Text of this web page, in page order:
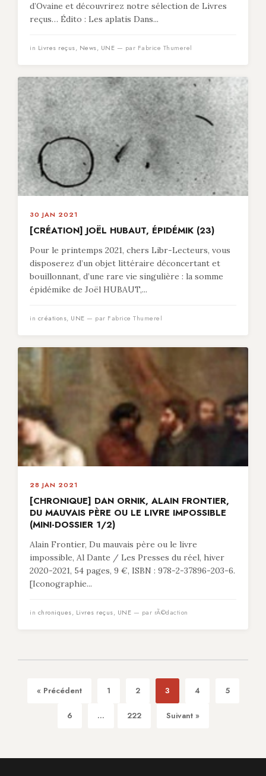
d’Ovaine et découvrirez notre sélection de Livres
reçus… Édito : Les aplatis Dans...
in Livres reçus, News, UNE — par Fabrice Thumerel
30 JAN 2021
[CRÉATION] JOËL HUBAUT, ÉPIDÉMIK (23)
Pour le printemps 2021, chers Libr-Lecteurs, vous
disposerez d’un objet littéraire déconcertant et
bouillonnant, d’une rare vie singulière : la somme
épidémike de Joël HUBAUT,...
in créations, UNE — par Fabrice Thumerel
28 JAN 2021
[CHRONIQUE] DAN ORNIK, ALAIN FRONTIER,
DU MAUVAIS PÈRE OU LE LIVRE IMPOSSIBLE
(MINI-DOSSIER 1/2)
Alain Frontier, Du mauvais père ou le livre
impossible, Al Dante / Les Presses du réel, hiver
2020-2021, 54 pages, 9 €, ISBN : 978-2-37896-203-6.
[Iconographie...
in chroniques, Livres reçus, UNE — par rÃ©daction
« Précédent 1 2 3 4 5
6 ... 222 Suivant »